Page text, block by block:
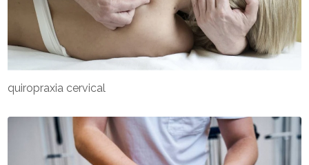
quiropraxia cervical